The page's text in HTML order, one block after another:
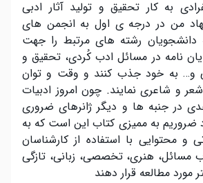
به کار تحقیق و تولید آثار ادبی
من در درجه ی اول به انجمن های
رشته های مرتبط را جهت
نامه در مسائل ادب کُردی، تحقیق و
و… به خود جذب کنند و وقت و توان
و شاعری نمایند. چون امروز ادبیات
در جنبه ها و دیگر ژانرهای ضروری
ضروریم به ممیزی کتاب این است که به
و محتوایی با استفاده از کارشناسان
هنری، تخصصی، زبانی، تازگی
مورد مطالعه قرار دهند